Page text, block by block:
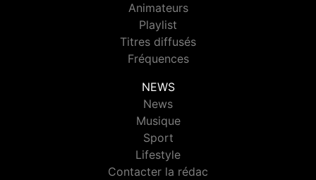
Animateurs
Playlist
Titres diffusés
Fréquences
NEWS
News
Musique
Sport
Lifestyle
Contacter la rédac